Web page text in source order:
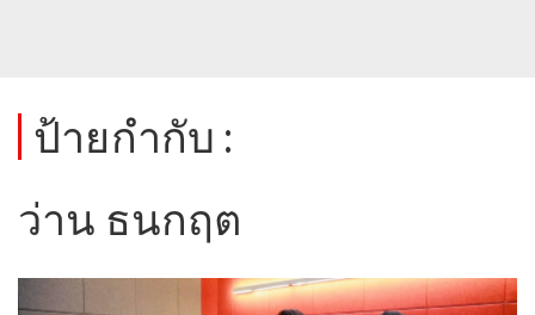
ป้ายกำกับ :
ว่าน ธนกฤต